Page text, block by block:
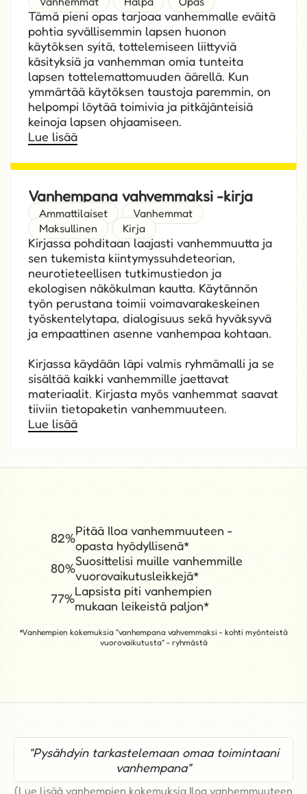
Miten lapsen saa tottelemaan
Vanhemmat Halpa Opas
Tämä pieni opas tarjoaa vanhemmalle eväitä
pohtia syvällisemmin lapsen huonon
käytöksen syitä, tottelemiseen liittyviä
käsityksiä ja vanhemman omia tunteita
lapsen tottelemattomuuden äärellä. Kun
ymmärtää käytöksen taustoja paremmin, on
helpompi löytää toimivia ja pitkäjänteisiä
keinoja lapsen ohjaamiseen.
Lue lisää
Vanhempana vahvemmaksi -kirja
Ammattilaiset
Vanhemmat
Maksullinen
Kirja
Kirjassa pohditaan laajasti vanhemmuutta ja
sen tukemista kiintymyssuhdeteorian,
neurotieteellisen tutkimustiedon ja
ekologisen näkökulman kautta. Käytännön
työn perustana toimii voimavarakeskeinen
ja empaattinen asenne vanhempaa kohtaan.
Kirjassa käydään läpi valmis ryhmämalli ja se
sisältää kaikki vanhemmille jaettavat
materiaalit. Kirjasta myös vanhemmat saavat
tiiviin tietopaketin vanhemmuuteen.
82%Pitää Iloa vanhemmuuteen -
opasta hyödyllisenä*
80%Suosittelisi muille vanhemmille
vuorovaikutusleikkejä*
77%mukaan leikeistä paljon*
"Opin uudelleen iloitsemaan lapsistani"